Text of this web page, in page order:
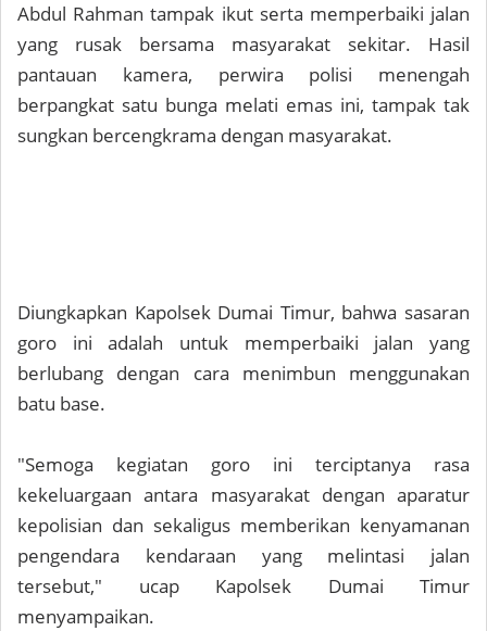
Abdul Rahman tampak ikut serta memperbaiki jalan
yang rusak bersama masyarakat sekitar. Hasil
pantauan kamera, perwira polisi menengah
berpangkat satu bunga melati emas ini, tampak tak
sungkan bercengkrama dengan masyarakat.
Diungkapkan Kapolsek Dumai Timur, bahwa sasaran
goro ini adalah untuk memperbaiki jalan yang
berlubang dengan cara menimbun menggunakan
batu base.
"Semoga kegiatan goro ini terciptanya rasa
kekeluargaan antara masyarakat dengan aparatur
kepolisian dan sekaligus memberikan kenyamanan
pengendara kendaraan yang melintasi jalan
tersebut," ucap Kapolsek Dumai Timur
menyampaikan.